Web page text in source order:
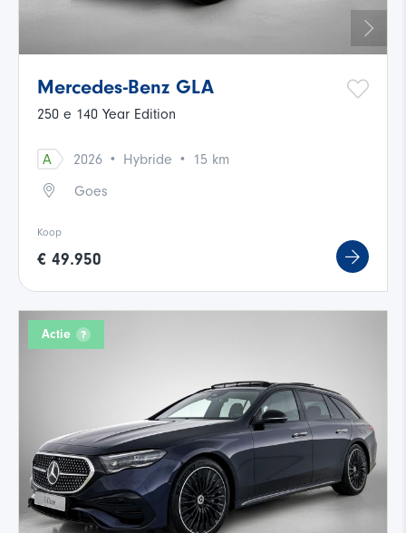
Mercedes-Benz GLA
250 e 140 Year Edition
A 2026 · Hybride ·
15 km
Goes
Koop
€ 49.950
Actie